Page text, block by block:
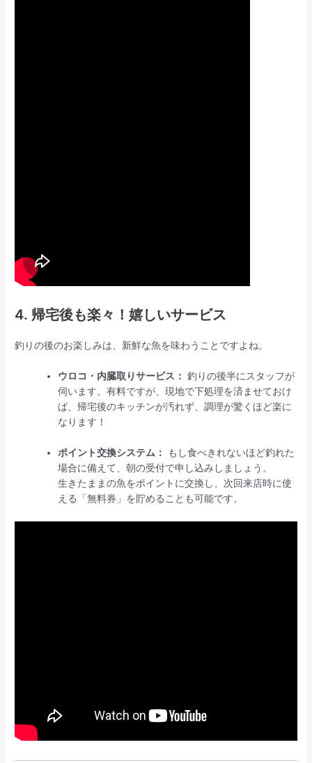
4. 帰宅後も楽々！嬉しいサービス
釣りの後のお楽しみは、新鮮な魚を味わうことですよね。
ウロコ・内臓取りサービス： 釣りの後半にスタッフが
伺います。有料ですが、現地で下処理を済ませておけ
ば、帰宅後のキッチンが汚れず、調理が驚くほど楽に
なります！
ポイント交換システム：
もし食べきれないほど釣れた
場合に備えて、朝の受付で申し込みしましょう。
生きたままの魚をポイントに交換し、次回来店時に使
える「無料券」を貯めることも可能です。